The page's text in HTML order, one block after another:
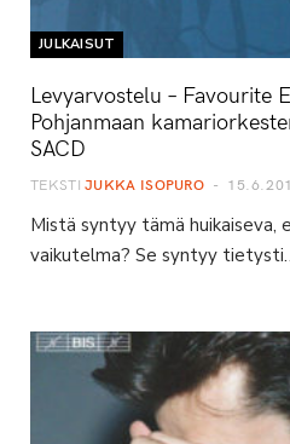
JULKAISUT
Levyarvostelu – Favourite
Pohjanmaan
SACD
TEKSTI JUKKA ISOPURO
Mistä syntyy tämä huikaiseva,
vaikutelma? Se syntyy